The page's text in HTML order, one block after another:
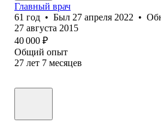
Главный врач
61 год • Был 27 апреля 2022 •
27 августа 2015
40 000 ₽
Общий опыт
27 лет 7 месяцев